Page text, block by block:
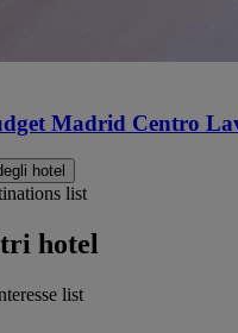
Madrid Centro
hotel
list
hotel
list